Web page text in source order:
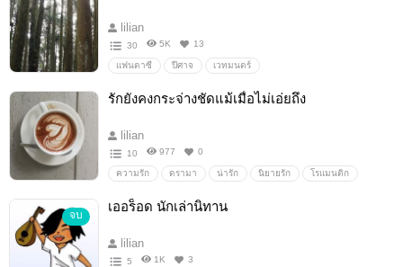
lilian
30 5K 13
แฟนตาซี ปีศาจ เวทมนตร์
รักยังคงกระจ่างชัดแม้เมื่อไม่เอ่ยถึง
lilian
10 977 0
ความรัก ดรามา น่ารัก นิยายรัก โรแมนติก
จบ
เออร็อด นักเล่านิทาน
lilian
5 1K 3